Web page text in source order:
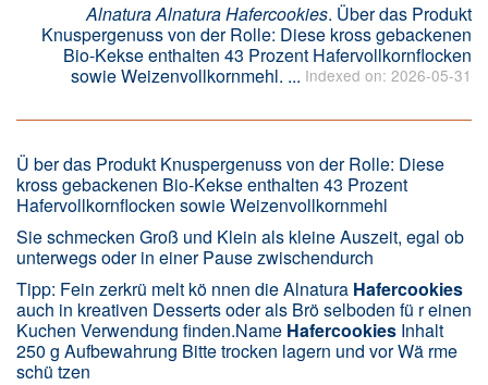
Alnatura Alnatura Hafercookies. Über das Produkt
Knuspergenuss von der Rolle: Diese kross gebackenen
Bio-Kekse enthalten 43 Prozent Hafervollkornflocken
sowie Weizenvollkornmehl. ... Indexed on: 2026-05-31
Ü ber das Produkt Knuspergenuss von der Rolle: Diese
kross gebackenen Bio-Kekse enthalten 43 Prozent
Hafervollkornflocken sowie Weizenvollkornmehl
Sie schmecken Groß und Klein als kleine Auszeit, egal ob
unterwegs oder in einer Pause zwischendurch
Tipp: Fein zerkrü melt kö nnen die Alnatura Hafercookies
auch in kreativen Desserts oder als Brö selboden fü r einen
Kuchen Verwendung finden.Name Hafercookies Inhalt
250 g Aufbewahrung Bitte trocken lagern und vor Wä rme
schü tzen